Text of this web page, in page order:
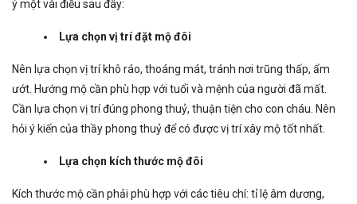
ý một vài điều sau đây:
Lựa chọn vị trí đặt mộ đôi
Nên lựa chọn vị trí khô ráo, thoáng mát, tránh nơi trũng thấp, ẩm
ướt. Hướng mộ cần phù hợp với tuổi và mệnh của người đã mất.
Cần lựa chọn vị trí đúng phong thuỷ, thuận tiện cho con cháu. Nên
hỏi ý kiến của thầy phong thuỷ để có được vị trí xây mộ tốt nhất.
Lựa chọn kích thước mộ đôi
Kích thước mộ cần phải phù hợp với các tiêu chí: tỉ lệ âm dương,